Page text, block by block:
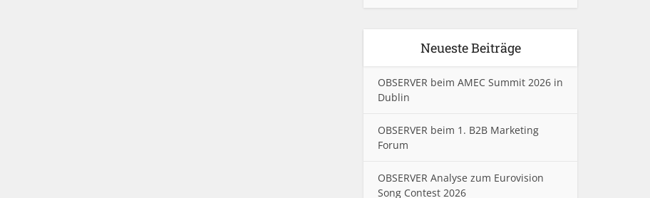
Neueste Beiträge
OBSERVER beim AMEC Summit 2026 in
Dublin
OBSERVER beim 1. B2B Marketing
Forum
OBSERVER Analyse zum Eurovision
Song Contest 2026